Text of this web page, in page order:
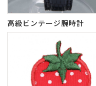
高級ビンテージ腕時計